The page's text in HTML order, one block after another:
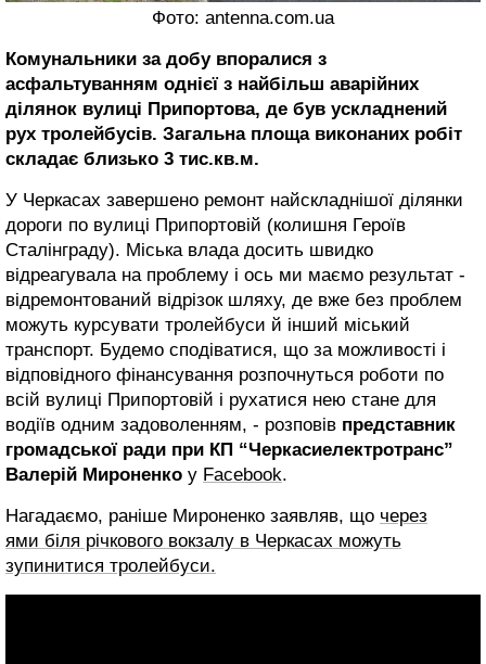
Фото: antenna.com.ua
Комунальники за добу впоралися з
асфальтуванням однієї з найбільш аварійних
ділянок вулиці Припортова, де був ускладнений
рух тролейбусів. Загальна площа виконаних робіт
складає близько 3 тис.кв.м.
У Черкасах завершено ремонт найскладнішої ділянки
дороги по вулиці Припортовій (колишня Героїв
Сталінграду). Міська влада досить швидко
відреагувала на проблему і ось ми маємо результат -
відремонтований відрізок шляху, де вже без проблем
можуть курсувати тролейбуси й інший міський
транспорт. Будемо сподіватися, що за можливості і
відповідного фінансування розпочнуться роботи по
всій вулиці Припортовій і рухатися нею стане для
водіїв одним задоволенням, - розповів представник
громадської ради при КП “Черкасиелектротранс”
Валерій Мироненко у Facebook.
Нагадаємо, раніше Мироненко заявляв, що через
ями біля річкового вокзалу в Черкасах можуть
зупинитися тролейбуси.